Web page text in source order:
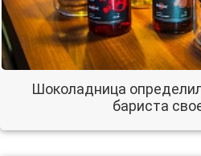
Шоколадница
бариста